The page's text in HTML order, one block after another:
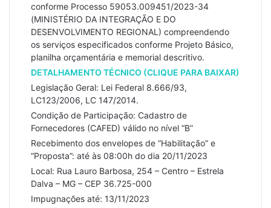
conforme Processo 59053.009451/2023-34
(MINISTÉRIO DA INTEGRAÇÃO E DO
DESENVOLVIMENTO REGIONAL) compreendendo
os serviços especificados conforme Projeto Básico,
planilha orçamentária e memorial descritivo.
DETALHAMENTO TÉCNICO (CLIQUE PARA BAIXAR)
Legislação Geral: Lei Federal 8.666/93,
LC123/2006, LC 147/2014.
Condição de Participação: Cadastro de
Fornecedores (CAFED) válido no nível “B”
Recebimento dos envelopes de “Habilitação” e
“Proposta”: até às 08:00h do dia 20/11/2023
Local: Rua Lauro Barbosa, 254 – Centro – Estrela
Dalva – MG – CEP 36.725-000
Impugnações até: 13/11/2023